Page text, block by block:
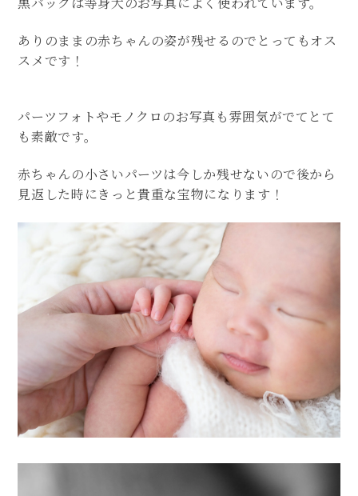
ありのままの赤ちゃんの姿が残せるのでとってもオス
スメです！
パーツフォトやモノクロのお写真も雰囲気がでてとて
も素敵です。
赤ちゃんの小さいパーツは今しか残せないので後から
見返した時にきっと貴重な宝物になります！